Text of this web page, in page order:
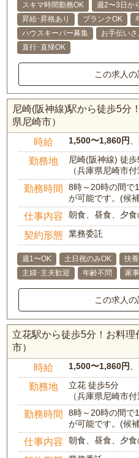
スキマ時間勤務OK 週2〜3日か
昇給･昇格あり
ブランクOK
ハウスキーパー募集
お手伝い
直行･直帰OK
この求人
尼崎(阪神線)駅から徒歩5分
県尼崎市）
時給 1,500〜1,860円
勤務地
尼崎(阪神線) 徒
（兵庫県尼崎市付
勤務時間
8時～20時の間で
が可能です。(候
仕事内容 朝食、昼食、夕
契約形態 業務委託
週1〜OK 土日祝のみOK 扶
主婦･主夫歓迎
年齢不問 家
この求人
立花駅から徒歩5分！お料
市）
時給 1,500〜1,860円
勤務地
立花 徒歩5分
（兵庫県尼崎市付
勤務時間
8時～20時の間で
が可能です。(候
仕事内容 朝食、昼食、夕